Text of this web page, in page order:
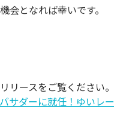
となれば幸いです。
ースをご覧ください。
ダーに就任！ゆいレ